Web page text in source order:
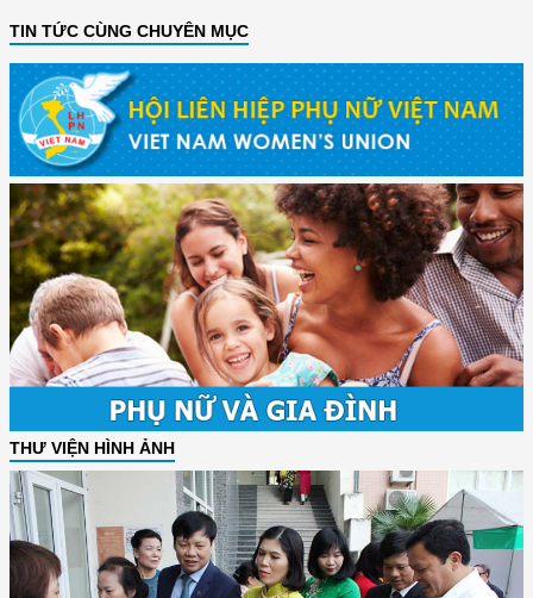
TIN TỨC CÙNG CHUYÊN MỤC
THƯ VIỆN HÌNH ẢNH